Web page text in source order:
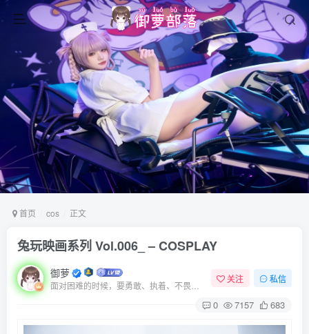
首页 cos 正文
兔玩映画系列 Vol.006_ – COSPLAY
御萝 关注 私信
0 7157 683